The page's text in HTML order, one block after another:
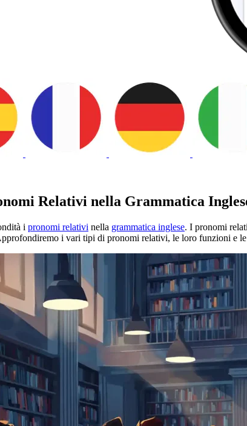
Relativi nella Grammatica
i pronomi relativi nella grammatica inglese. I pronomi
i vari tipi di pronomi relativi, le loro funzioni e